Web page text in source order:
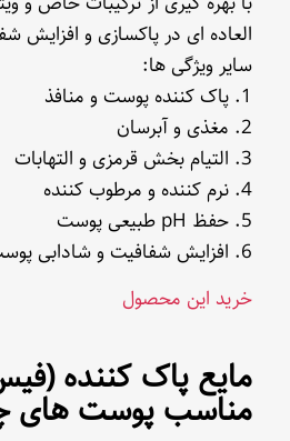
العاده ای در پاکسازی و افزایش
سایر ویژگی ها:
1. پاک کننده پوست و منافذ
2. مغذی و آبرسان
3. التیام بخش قرمزی و التهابات
4. نرم کننده و مرطوب کننده
5. حفظ pH طبیعی پوست
6. افزایش شفافیت و شادابی پوست
خرید این محصول
مایع پاک کننده
مناسب پوست های